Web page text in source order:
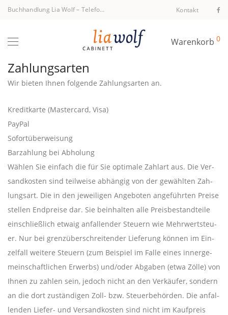
Buchhandlung Lia Wolf– Telefon +43 1 512 40 94 Kontakt
Warenkorb 0
Zahlungsarten
Wir bie­ten Ihnen fol­gen­de Zah­lungs­ar­ten an.
Kre­dit­kar­te (Mas­ter­card, Visa)
PayPal
Sofort­über­wei­sung
Bar­zah­lung bei Abholung
Wäh­len Sie ein­fach die für Sie opti­ma­le Zahl­art aus. Die Ver­
sand­kos­ten sind teil­wei­se abhän­gig von der gewähl­ten Zah­
lungs­art. Die in den jewei­li­gen Ange­bo­ten ange­führ­ten Prei­se
stel­len End­prei­se dar. Sie beinhal­ten alle Preis­be­stand­tei­le
ein­schließ­lich etwaig anfal­len­der Steu­ern wie Mehr­wert­steu­
er. Nur bei grenz­über­schrei­ten­der Lie­fe­rung kön­nen im Ein­
zel­fall wei­te­re Steu­ern (zum Bei­spiel im Fal­le eines inner­ge­
mein­schaft­li­chen Erwerbs) und/oder Abga­ben (etwa Zöl­le) von
Ihnen zu zah­len sein, jedoch nicht an den Ver­käu­fer, son­dern
an die dort zustän­di­gen Zoll- bzw. Steu­er­be­hör­den. Die anfal­
len­den Lie­fer- und Ver­sand­kos­ten sind nicht im Kauf­preis